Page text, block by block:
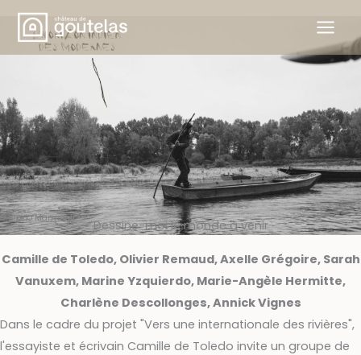
Skip
content
© Bruno Marmiroli Dessine-moi le monde à venir
Camille de Toledo, Olivier Remaud, Axelle Grégoire, Sarah
Vanuxem, Marine Yzquierdo, Marie-Angèle Hermitte,
Charlène Descollonges, Annick Vignes
Dans le cadre du projet "Vers une internationale des rivières",
l'essayiste et écrivain Camille de Toledo invite un groupe de